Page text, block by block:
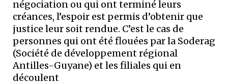
négociation ou qui ont terminé leurs
créances, l’espoir est permis d’obtenir que
justice leur soit rendue. C’est le cas de
personnes qui ont été flouées par la Soderag
(Société de développement régional
Antilles-Guyane) et les filiales qui en
découlent